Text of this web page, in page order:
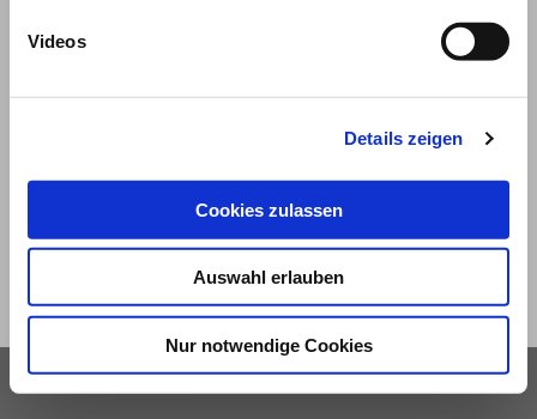
Videos
Details zeigen
Cookies zulassen
Auswahl erlauben
Nur notwendige Cookies
© 2026
Datenschutz Privatsphäre